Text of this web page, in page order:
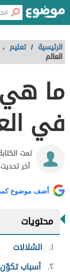
الرئيسية / تعليم ،
العالم
ما
في
تمت
آخر
أضف موضوع
محتويات
١
الشلالات
٢ أسباب